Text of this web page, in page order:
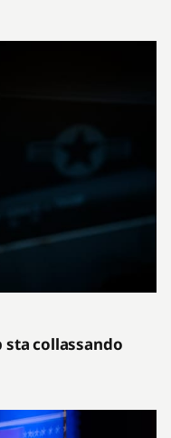
sta collassando